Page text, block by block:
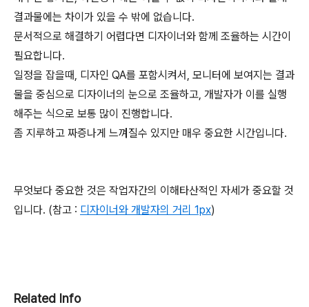
결과물에는 차이가 있을 수 밖에 없습니다.
문서적으로 해결하기 어렵다면 디자이너와 함께 조율하는 시간이
필요합니다.
일정을 잡을때, 디자인 QA를 포함시켜서, 모니터에 보여지는 결과
물을 중심으로 디자이너의 눈으로 조율하고, 개발자가 이를 실행
해주는 식으로 보통 많이 진행합니다.
좀 지루하고 짜증나게 느껴질수 있지만 매우 중요한 시간입니다.
무엇보다 중요한 것은 작업자간의 이해타산적인 자세가 중요할 것
입니다. (참고 : 디자이너와 개발자의 거리 1px)
Related Info